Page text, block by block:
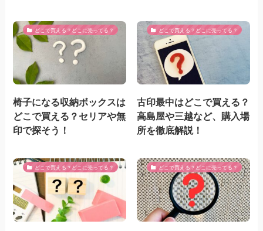
どこで買える？どこに売ってる？
椅子になる収納ボックスは
どこで買える？セリアや無
印で探そう！
どこで買える？どこに売ってる？
古印最中はどこで買える？
高島屋や三越など、購入場
所を徹底解説！
どこで買える？どこに売ってる？ どこで買える？どこに売ってる？